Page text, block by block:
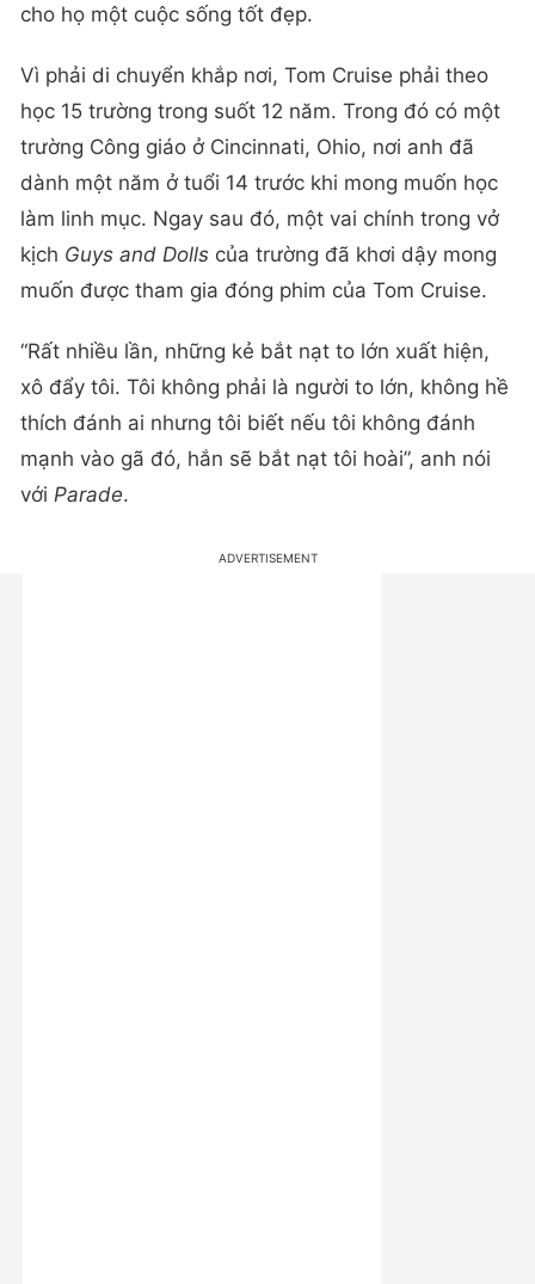
cho họ một cuộc sống tốt đẹp.
Vì phải di chuyển khắp nơi, Tom Cruise phải theo
học 15 trường trong suốt 12 năm. Trong đó có một
trường Công giáo ở Cincinnati, Ohio, nơi anh đã
dành một năm ở tuổi 14 trước khi mong muốn học
làm linh mục. Ngay sau đó, một vai chính trong vở
kịch Guys and Dolls của trường đã khơi dậy mong
muốn được tham gia đóng phim của Tom Cruise.
“Rất nhiều lần, những kẻ bắt nạt to lớn xuất hiện,
xô đẩy tôi. Tôi không phải là người to lớn, không hề
thích đánh ai nhưng tôi biết nếu tôi không đánh
mạnh vào gã đó, hắn sẽ bắt nạt tôi hoài”, anh nói
với Parade.